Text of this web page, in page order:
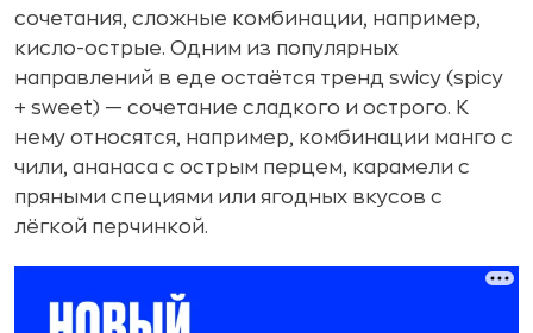
сочетания, сложные комбинации, например,
кисло-острые. Одним из популярных
направлений в еде остаётся тренд swicy (spicy
+ sweet) — сочетание сладкого и острого. К
нему относятся, например, комбинации манго с
чили, ананаса с острым перцем, карамели с
пряными специями или ягодных вкусов с
лёгкой перчинкой.